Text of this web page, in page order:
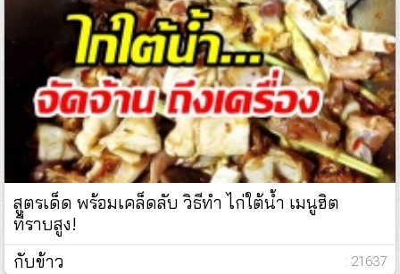
สูตรเด็ด พร้อมเคล็ดลับ วิธีทำ ไก่ใต้น้ำ เมนูฮิต
ที่ราบสูง!
กับข้าว
: 21637